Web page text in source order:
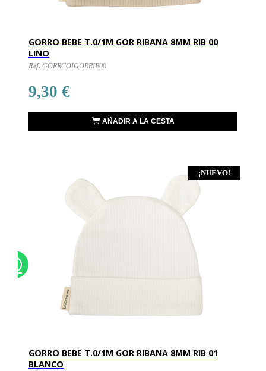
GORRO BEBE T.0/1M GOR RIBANA 8MM RIB 00
LINO
Ref. GORRCOIGORRIB00
9,30 €
AÑADIR A LA CESTA
¡NUEVO!
GORRO BEBE T.0/1M GOR RIBANA 8MM RIB 01
BLANCO